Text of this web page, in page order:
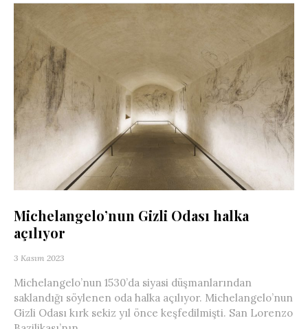
Michelangelo’nun Gizli Odası halka
açılıyor
3 Kasım 2023
Michelangelo’nun 1530’da siyasi düşmanlarından
saklandığı söylenen oda halka açılıyor. Michelangelo’nun
Gizli Odası kırk sekiz yıl önce keşfedilmişti. San Lorenzo